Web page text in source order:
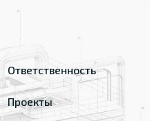
Ответственность
Проекты